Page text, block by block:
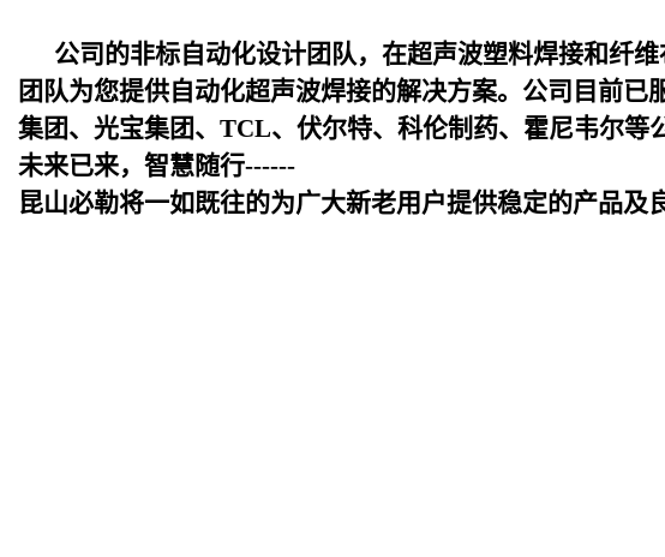
公司的非标自动化设计团队，在超声波塑料焊接和纤
团队为您提供自动化超声波焊接的解决方案。公司目前
集团、光宝集团、TCL、伏尔特、科伦制药、霍尼韦尔等
未来已来，智慧随行------
昆山必勒将一如既往的为广大新老用户提供稳定的产品及